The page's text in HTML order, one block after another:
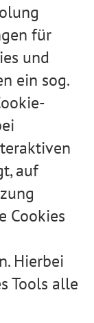
für
und
ein sog.
auf
Cookies
Hierbei
Tools alle